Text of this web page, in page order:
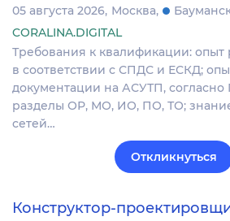
05 августа 2026 Москва
CORALINA.DIGITAL
Требования к квалификации: опыт
в соответствии с СПДС и ЕСКД;
документации на АСУТП, согласно
разделы ОР, МО, ИО, ПО, ТО;
сетей…
Откликнуться
Конструктор-